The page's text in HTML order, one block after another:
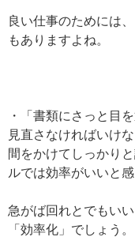
良い仕事のためには
もありますよね。
・「書類にさっと目
見直さなければいけ
間をかけてしっかり
ルでは効率がいいと
急がば回れとでもい
「効率化」でしょう。